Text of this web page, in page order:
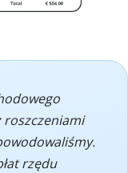
roszczeniami
rzędu